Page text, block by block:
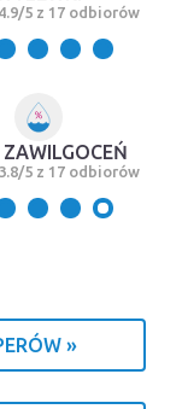
5 z 17 odbiorów
ZAWILGOCEŃ
5 z 17 odbiorów
»